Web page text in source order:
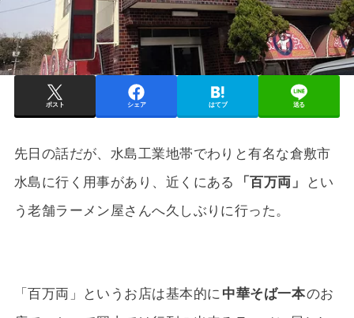
ポスト シェア はてブ 送る
先日の話だが、水島工業地帯でわりと有名な倉敷市
水島に行く用事があり、近くにある
「百万両」
とい
う老舗ラーメン屋さんへ久しぶりに行った。
「百万両」というお店は基本的に 中華そば一本のお